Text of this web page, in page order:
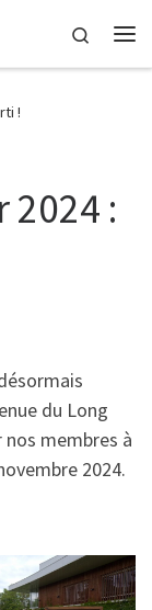
Search
!
:
du Long
membres à
2024.